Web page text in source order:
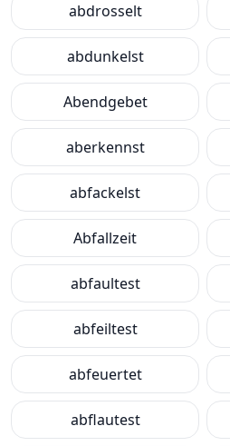
abdrosselt
abdunkelst
Abendgebet
aberkennst
abfackelst
Abfallzeit
abfaultest
abfeiltest
abfeuertet
abflautest